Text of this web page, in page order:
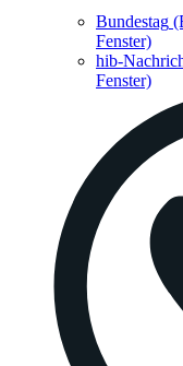
Bundestag
Fenster)
hib-
Fenster)